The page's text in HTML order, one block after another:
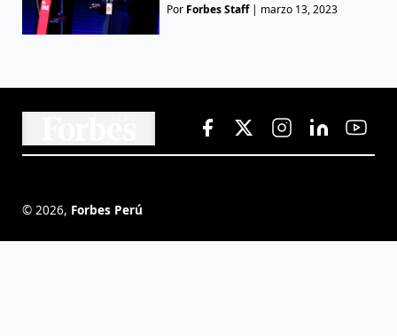
Por Forbes Staff| marzo 13, 2023
© 2026, Forbes Perú